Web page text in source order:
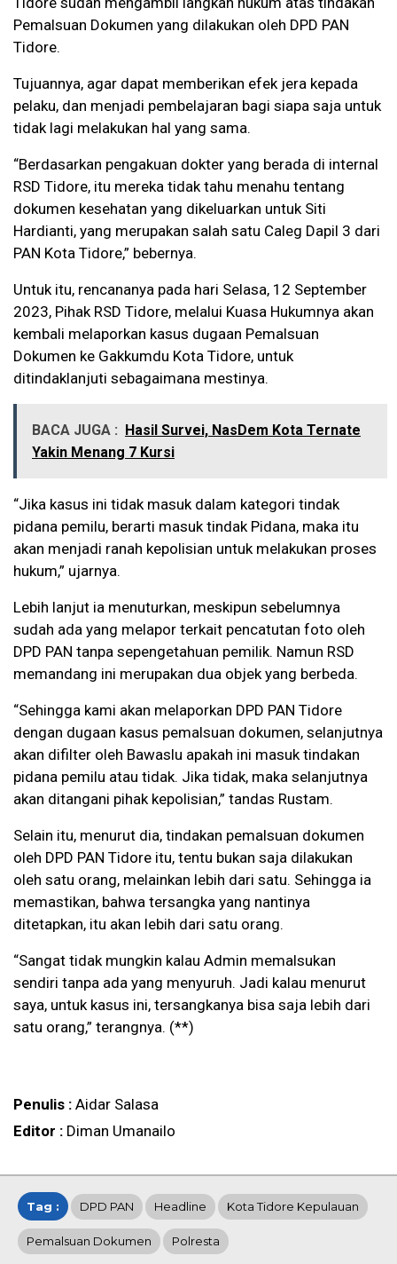
Pemalsuan Dokumen yang dilakukan oleh DPD PAN
Tidore.
Tujuannya, agar dapat memberikan efek jera kepada
pelaku, dan menjadi pembelajaran bagi siapa saja untuk
tidak lagi melakukan hal yang sama.
“Berdasarkan pengakuan dokter yang berada di internal
RSD Tidore, itu mereka tidak tahu menahu tentang
dokumen kesehatan yang dikeluarkan untuk Siti
Hardianti, yang merupakan salah satu Caleg Dapil 3 dari
PAN Kota Tidore,” bebernya.
Untuk itu, rencananya pada hari Selasa, 12 September
2023, Pihak RSD Tidore, melalui Kuasa Hukumnya akan
kembali melaporkan kasus dugaan Pemalsuan
Dokumen ke Gakkumdu Kota Tidore, untuk
ditindaklanjuti sebagaimana mestinya.
BACA JUGA : Hasil Survei, NasDem Kota Ternate
Yakin Menang 7 Kursi
“Jika kasus ini tidak masuk dalam kategori tindak
pidana pemilu, berarti masuk tindak Pidana, maka itu
akan menjadi ranah kepolisian untuk melakukan proses
hukum,” ujarnya.
Lebih lanjut ia menuturkan, meskipun sebelumnya
sudah ada yang melapor terkait pencatutan foto oleh
DPD PAN tanpa sepengetahuan pemilik. Namun RSD
memandang ini merupakan dua objek yang berbeda.
“Sehingga kami akan melaporkan DPD PAN Tidore
dengan dugaan kasus pemalsuan dokumen, selanjutnya
akan difilter oleh Bawaslu apakah ini masuk tindakan
pidana pemilu atau tidak. Jika tidak, maka selanjutnya
akan ditangani pihak kepolisian,” tandas Rustam.
Selain itu, menurut dia, tindakan pemalsuan dokumen
oleh DPD PAN Tidore itu, tentu bukan saja dilakukan
oleh satu orang, melainkan lebih dari satu. Sehingga ia
memastikan, bahwa tersangka yang nantinya
ditetapkan, itu akan lebih dari satu orang.
“Sangat tidak mungkin kalau Admin memalsukan
sendiri tanpa ada yang menyuruh. Jadi kalau menurut
saya, untuk kasus ini, tersangkanya bisa saja lebih dari
satu orang,” terangnya. (**)
Penulis : Aidar Salasa
Editor : Diman Umanailo
Tag : DPD PAN Headline Kota Tidore Kepulauan
Pemalsuan Dokumen Polresta